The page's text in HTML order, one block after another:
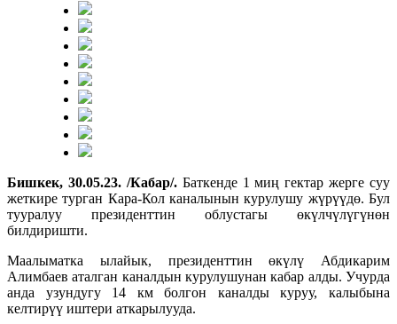
Бишкек, 30.05.23. /Кабар/.Баткенде 1 миң гектар жерге суу
жеткире турган Кара-Кол каналынын курулушу жүрүүдө. Бул
тууралуу президенттин облустагы өкүлчүлүгүнөн
билдиришти.
Маалыматка ылайык, президенттин өкүлү Абдикарим
Алимбаев аталган каналдын курулушунан кабар алды. Учурда
анда узундугу 14 км болгон каналды куруу, калыбына
келтирүү иштери аткарылууда.